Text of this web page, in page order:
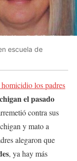
escuela de
los padres
el pasado
contra sus
y mato a
alegaron que
, ya hay más